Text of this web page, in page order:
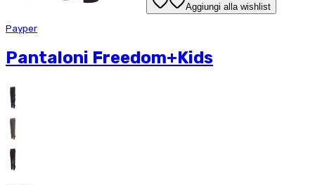
Aggiungi alla wishlist
Payper
Pantaloni Freedom+Kids